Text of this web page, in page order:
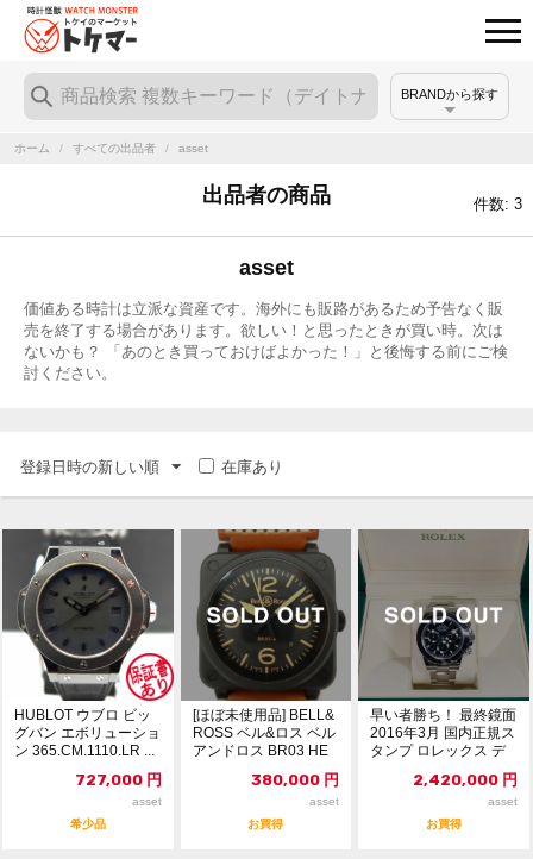
BRANDから探す
ホーム / すべての出品者 / asset
出品者の商品 件数: 3
asset
価値ある時計は立派な資産です。海外にも販路があるため予告なく販
売を終了する場合があります。欲しい！と思ったときが買い時。次は
ないかも？ 「あのとき買っておけばよかった！」と後悔する前にご検
討ください。
登録日時の新しい順 在庫あり
HUBLOT ウブロ ビッ
グバン エボリューショ
ン 365.CM.1110.LR ...
727,000 円
asset
希少品
[ほぼ未使用品] BELL&
ROSS ベル&ロス ベル
アンドロス BR03 HE
380,000 円
asset
お買得
早い者勝ち！ 最終鏡面
2016年3月 国内正規ス
タンプ ロレックス デ
2,420,000 円
asset
お買得